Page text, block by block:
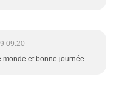
09:20
monde et bonne journée